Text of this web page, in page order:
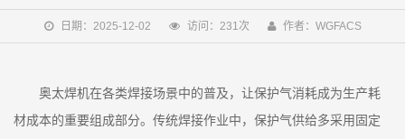
日期：2025-12-02 访问：231次 作者：WGFACS
奥太焊机在各类焊接场景中的普及，让保护气消耗成为生产耗
材成本的重要组成部分。传统焊接作业中，保护气供给多采用固定